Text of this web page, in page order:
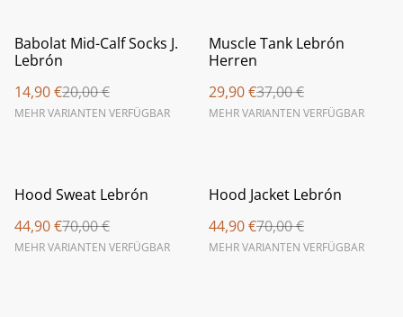
%
Babolat Mid-Calf Socks J.
Lebrón
14,90 €20,00 €
MEHR VARIANTEN VERFÜGBAR
%
Muscle Tank Lebrón
Herren
29,90 €37,00 €
MEHR VARIANTEN VERFÜGBAR
%
Hood Sweat Lebrón
44,90 €70,00 €
MEHR VARIANTEN VERFÜGBAR
%
Hood Jacket Lebrón
44,90 €70,00 €
MEHR VARIANTEN VERFÜGBAR